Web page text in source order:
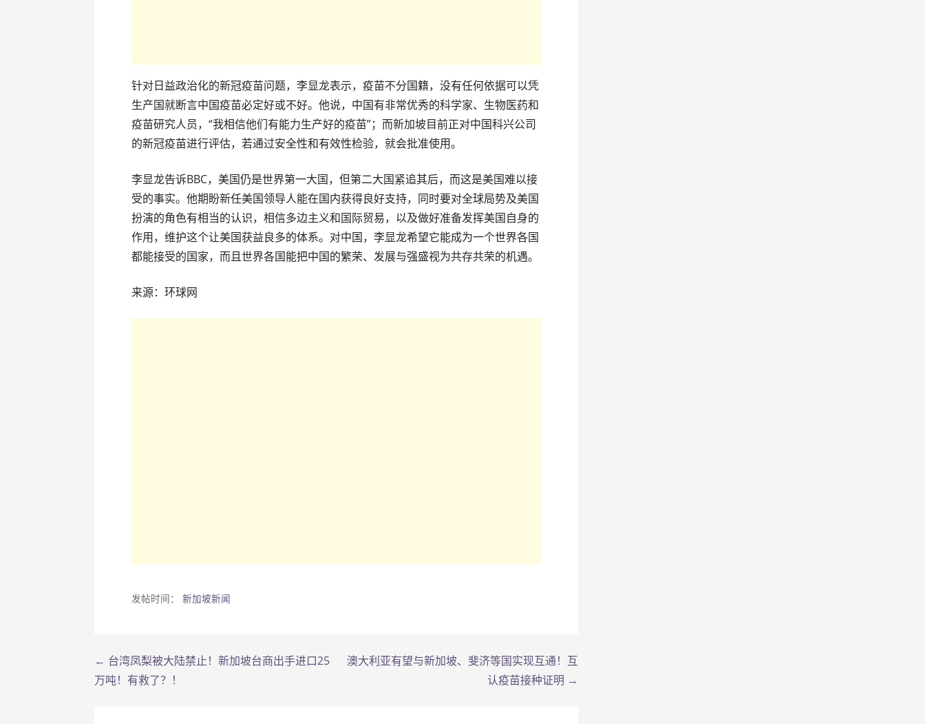
针对日益政治化的新冠疫苗问题，李显龙表示，疫苗不分国籍，没有任何依据可以凭
生产国就断言中国疫苗必定好或不好。他说，中国有非常优秀的科学家、生物医药和
疫苗研究人员，“我相信他们有能力生产好的疫苗”；而新加坡目前正对中国科兴公司
的新冠疫苗进行评估，若通过安全性和有效性检验，就会批准使用。
李显龙告诉BBC，美国仍是世界第一大国，但第二大国紧追其后，而这是美国难以接
受的事实。他期盼新任美国领导人能在国内获得良好支持，同时要对全球局势及美国
扮演的角色有相当的认识，相信多边主义和国际贸易，以及做好准备发挥美国自身的
作用，维护这个让美国获益良多的体系。对中国，李显龙希望它能成为一个世界各国
都能接受的国家，而且世界各国能把中国的繁荣、发展与强盛视为共存共荣的机遇。
来源：环球网
发帖时间：新加坡新闻
文
← 台湾凤梨被大陆禁止！新加坡台商出手进口25
万吨！有救了？！
澳大利亚有望与新加坡、斐济等国实现互通！互
认疫苗接种证明 →